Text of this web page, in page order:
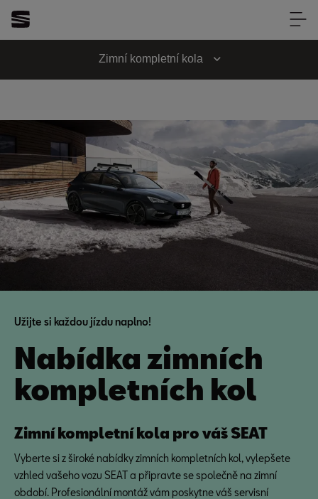
Louda Auto Brno
Louda Auto BrnoZimní kompletní kola
Užijte si každou jízdu naplno!
Nabídka zimních
kompletních kol
Zimní kompletní kola pro váš SEAT
Vyberte si z široké nabídky zimních kompletních kol, vylepšete
vzhled vašeho vozu SEAT a připravte se společně na zimní
období. Profesionální montáž vám poskytne váš servisní